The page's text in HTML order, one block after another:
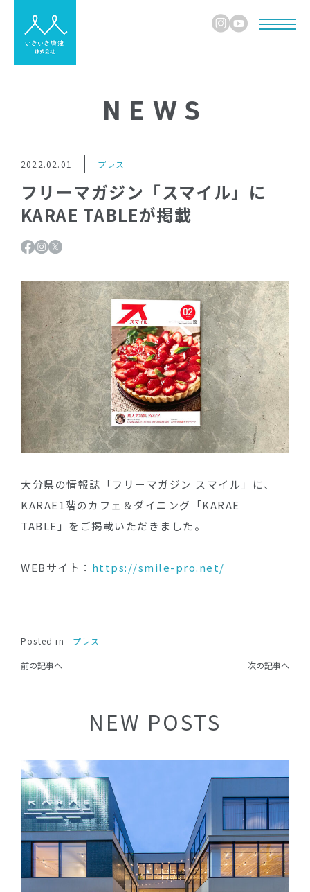
NEWS
NEW POSTS
2022.02.01 プレス
フリーマガジン「スマイル」に
KARAE TABLEが掲載
大分県の情報誌「フリーマガジン スマイル」に、
KARAE1階のカフェ＆ダイニング「KARAE
TABLE」をご掲載いただきました。
WEBサイト： https://smile-pro.net/
Posted in プレス
前の記事へ 次の記事へ